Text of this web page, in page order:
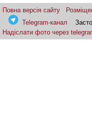
Повна версія сайту
Telegram-канал
Надіслати фото через